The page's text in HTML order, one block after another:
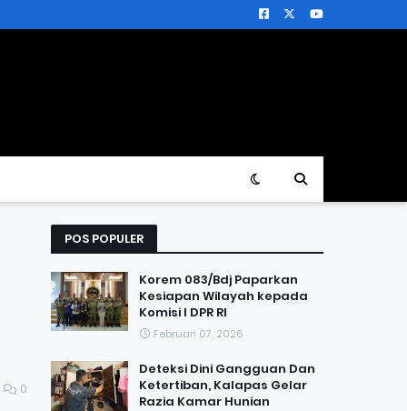
0
POS POPULER
Korem 083/Bdj Paparkan
Kesiapan Wilayah kepada
Komisi I DPR RI
Februari 07, 2026
Deteksi Dini Gangguan Dan
Ketertiban, Kalapas Gelar
Razia Kamar Hunian